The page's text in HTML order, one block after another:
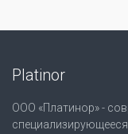
Platinor
ООО «Платинор» -